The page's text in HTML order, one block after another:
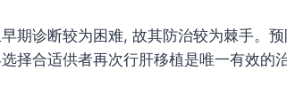
期诊断较为困难, 故其防治较为棘手。
择合适供者再次行肝移植是唯一有效的治